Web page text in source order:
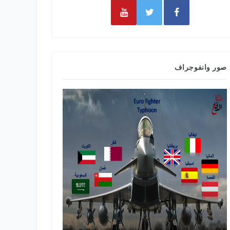
صور وانفوجراف